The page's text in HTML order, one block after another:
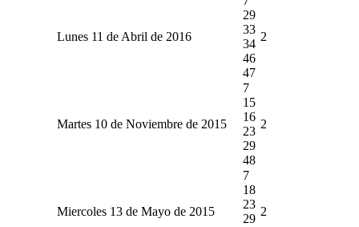
Lunes 11 de Abril de 2016
29
33
34
46
47
2
Martes 10 de Noviembre de 2015
7
15
16
23
29
48
2
Miercoles 13 de Mayo de 2015
7
18
23
29
2